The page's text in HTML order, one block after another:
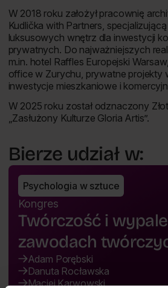
W 2018 roku założył pracownię
Kudlička with Partners,
luksusowych wnętrz dla inwestycji
prywatnych. Do najważniejszych
m.in. hotel Raffles Europejski
office w Zurychu, prywatne projekty
inwestycje mieszkaniowe i
W 2025 roku został odznaczony
„Zasłużony Kulturze Gloria Artis”.
Bierze udział w:
Psychologia w sztuce
Kongres
Twórczość i
zawodach
Adam Porębski
Danuta Rocławska
Maciej Karwowski